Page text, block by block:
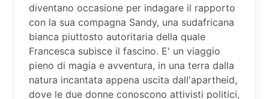
diventano occasione per indagare il rapporto
con la sua compagna Sandy, una sudafricana
bianca piuttosto autoritaria della quale
Francesca subisce il fascino. E' un viaggio
pieno di magia e avventura, in una terra dalla
natura incantata appena uscita dall'apartheid,
dove le due donne conoscono attivisti politici,